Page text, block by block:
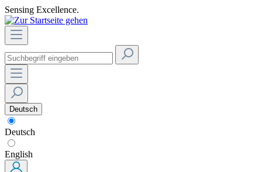
Sensing Excellence.
Deutsch
Deutsch
English